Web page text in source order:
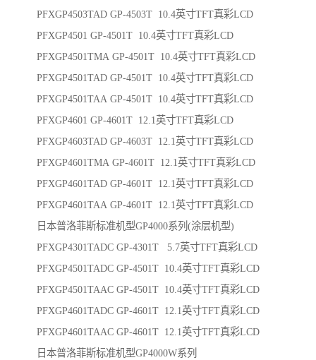
PFXGP4503TAD GP-4503T 10.4英寸TFT真彩LCD
PFXGP4501 GP-4501T 10.4英寸TFT真彩LCD
PFXGP4501TMA GP-4501T 10.4英寸TFT真彩LCD
PFXGP4501TAD GP-4501T 10.4英寸TFT真彩LCD
PFXGP4501TAA GP-4501T 10.4英寸TFT真彩LCD
PFXGP4601 GP-4601T 12.1英寸TFT真彩LCD
PFXGP4603TAD GP-4603T 12.1英寸TFT真彩LCD
PFXGP4601TMA GP-4601T 12.1英寸TFT真彩LCD
PFXGP4601TAD GP-4601T 12.1英寸TFT真彩LCD
PFXGP4601TAA GP-4601T 12.1英寸TFT真彩LCD
日本普洛菲斯标准机型GP4000系列(涂层机型)
PFXGP4301TADC GP-4301T 5.7英寸TFT真彩LCD
PFXGP4501TADC GP-4501T 10.4英寸TFT真彩LCD
PFXGP4501TAAC GP-4501T 10.4英寸TFT真彩LCD
PFXGP4601TADC GP-4601T 12.1英寸TFT真彩LCD
PFXGP4601TAAC GP-4601T 12.1英寸TFT真彩LCD
日本普洛菲斯标准机型GP4000W系列